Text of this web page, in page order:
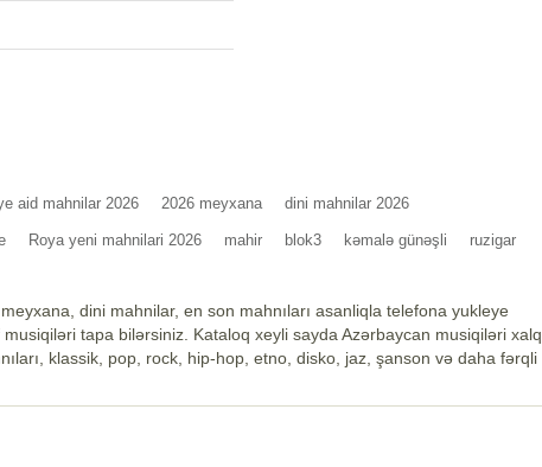
aid mahnilar 2026 2026 meyxana dini mahnilar 2026
Roya yeni mahnilari 2026 mahir blok3 kəmalə günəşli ruzigar
dini mahnilar, en son mahnıları asanliqla telefona yukleye
tapa bilərsiniz. Kataloq xeyli sayda Azərbaycan musiqiləri xalq
klassik, pop, rock, hip-hop, etno, disko, jaz, şanson və daha fərqli